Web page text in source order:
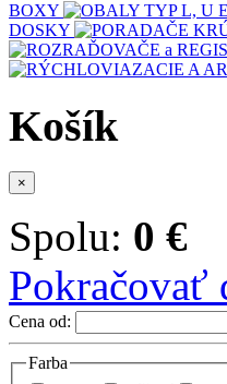
BOXY
DOSKY
Košík
×
Spolu: 0 €
Pokračovať
Cena od:
Farba